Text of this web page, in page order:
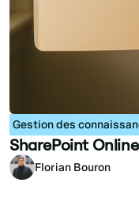
Gestion des
SharePoint
Florian Bouron